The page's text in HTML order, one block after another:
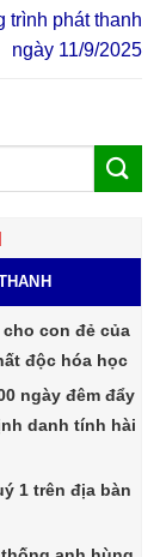
trình phát thanh
ngày 11/9/2025
con đẻ của
độc hóa học
ngày đêm đẩy
danh tính hài
1 trên địa bàn